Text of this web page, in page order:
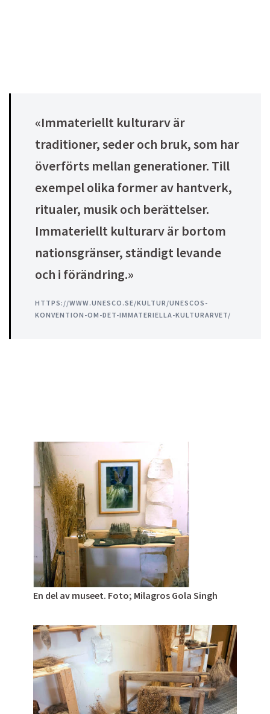
«Immateriellt kulturarv är
traditioner, seder och bruk, som har
överförts mellan generationer. Till
exempel olika former av hantverk,
ritualer, musik och berättelser.
Immateriellt kulturarv är bortom
nationsgränser, ständigt levande
och i förändring.»
HTTPS://WWW.UNESCO.SE/KULTUR/UNESCOS-
KONVENTION-OM-DET-IMMATERIELLA-KULTURARVET/
En del av museet. Foto; Milagros Gola Singh